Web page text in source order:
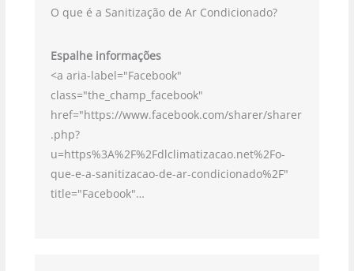
O que é a Sanitização de Ar Condicionado?
Espalhe informações
<a aria-label="Facebook"
class="the_champ_facebook"
href="https://www.facebook.com/sharer/sharer
.php?
u=https%3A%2F%2Fdlclimatizacao.net%2Fo-
que-e-a-sanitizacao-de-ar-condicionado%2F"
title="Facebook"…